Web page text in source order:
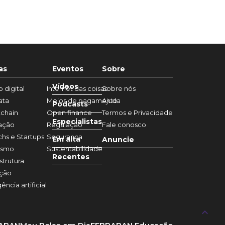
digital
e Startups
artificial
Internet das coisas
Meios de pagamento
Open finance
Regulação
Segurança
Sustentabilidade
Eventos
Vídeos
Podcasts
Especialistas
Em alta
Recentes
Sobre
Sobre nós
Ajuda
Termos e Privacidade
Fale conosco
Anuncie
keyboard_arrow_up